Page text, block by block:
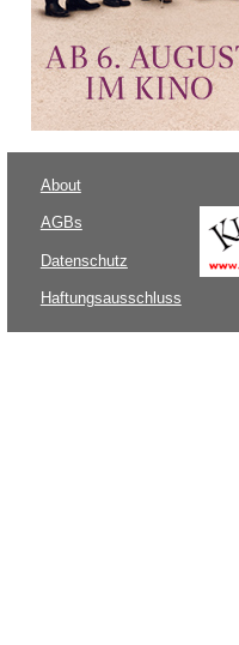
About
AGBs
Datenschutz
Haftungsausschluss